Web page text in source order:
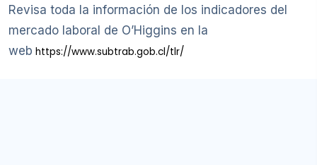
Revisa toda la información de los indicadores del
mercado laboral de O’Higgins en la
web https://www.subtrab.gob.cl/tlr/